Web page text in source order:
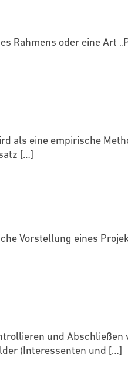
Rahmens oder eine Art
als eine empirische
[…]
Vorstellung eines
und
(Interessenten und […]